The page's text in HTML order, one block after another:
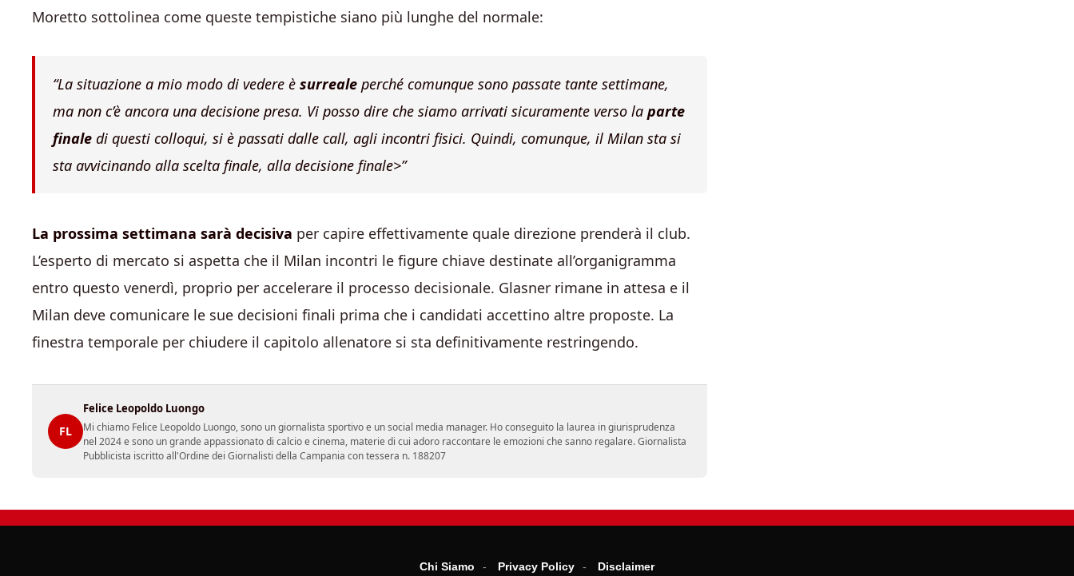
Moretto sottolinea come queste tempistiche siano più lunghe del normale:
“La situazione a mio modo di vedere è surreale perché comunque sono passate tante settimane,
ma non c’è ancora una decisione presa. Vi posso dire che siamo arrivati sicuramente verso la parte
finale di questi colloqui, si è passati dalle call, agli incontri fisici. Quindi, comunque, il Milan sta si
sta avvicinando alla scelta finale, alla decisione finale>”
La prossima settimana sarà decisiva per capire effettivamente quale direzione prenderà il club.
L’esperto di mercato si aspetta che il Milan incontri le figure chiave destinate all’organigramma
entro questo venerdì, proprio per accelerare il processo decisionale. Glasner rimane in attesa e il
Milan deve comunicare le sue decisioni finali prima che i candidati accettino altre proposte. La
finestra temporale per chiudere il capitolo allenatore si sta definitivamente restringendo.
FL
Felice Leopoldo Luongo
Mi chiamo Felice Leopoldo Luongo, sono un giornalista sportivo e un social media manager. Ho conseguito la laurea in giurisprudenza
nel 2024 e sono un grande appassionato di calcio e cinema, materie di cui adoro raccontare le emozioni che sanno regalare. Giornalista
Pubblicista iscritto all'Ordine dei Giornalisti della Campania con tessera n. 188207
Chi Siamo Privacy Policy Disclaimer